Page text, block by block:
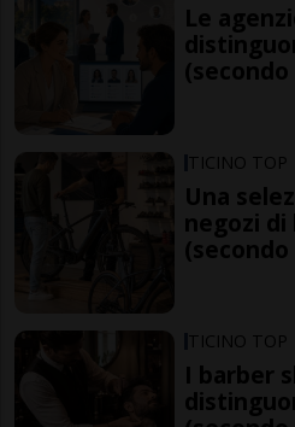
Le
(secondo
TICINO TOP
Una
negozi
(secondo
TICINO TOP
I barber